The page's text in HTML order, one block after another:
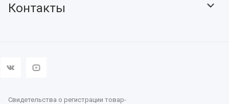
Контакты
Свидетельства о регистрации товар-